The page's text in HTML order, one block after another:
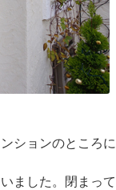
ションのところに
ました。閉まって